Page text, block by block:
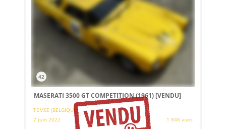
42
MASERATI 3500 GT COMPETITION (1961)[VENDU]
TEMSE (BELGIQUE)
7 juin 2022
1 848 vues